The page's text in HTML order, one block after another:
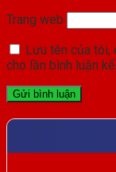
Trang web
Lưu tên của tôi,
cho lần bình luận